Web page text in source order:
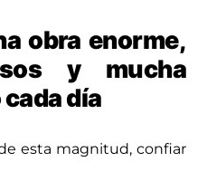
obra enorme,
y mucha
día
esta magnitud, confiar